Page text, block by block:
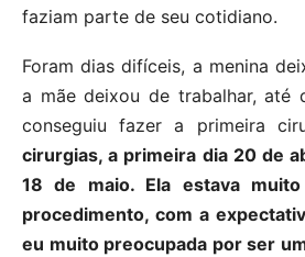
faziam parte de seu cotidiano.
Foram dias difíceis, a menina
a mãe deixou de trabalhar, até
conseguiu fazer a primeira
cirurgias, a primeira dia 20 de
18 de maio. Ela estava
procedimento, com a
eu muito preocupada por ser